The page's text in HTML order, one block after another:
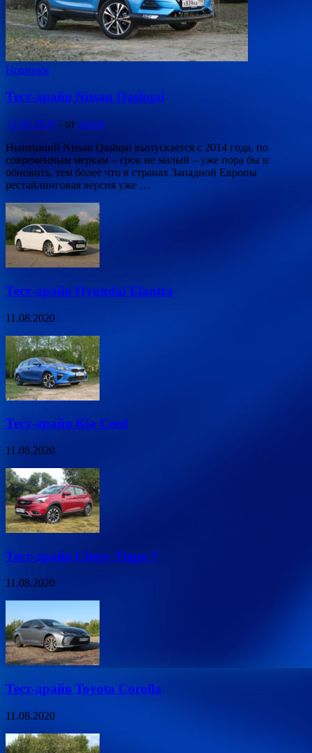
Новинки
Тест-драйв Nissan Qashqai
12.08.2020 - от admin
Нынешний Nissan Qashqai выпускается с 2014 года, по
современным меркам – срок не малый – уже пора бы и
обновить, тем более что в странах Западной Европы
рестайлинговая версия уже …
Тест-драйв Hyundai Elantra
11.08.2020
Тест-драйв Kia Ceed
11.08.2020
Тест-драйв Chery Tiggo 7
11.08.2020
Тест-драйв Toyota Corolla
11.08.2020